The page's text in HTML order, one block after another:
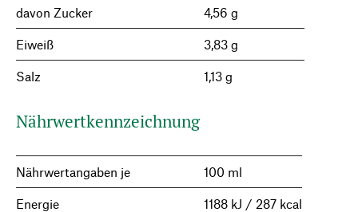
davon Zucker 4,56 g
Eiweiß 3,83 g
Salz 1,13 g
Nährwertkennzeichnung
Nährwertangaben je 100 ml
Energie 1188 kJ / 287 kcal